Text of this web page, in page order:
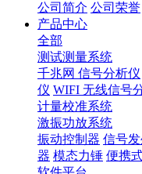
公司简介 公司荣誉
产品中心
全部
测试测量系统
千兆网 信号分析仪
仪 WIFI 无线信号
计量校准系统
激振功放系统
振动控制器 信号
器 模态力锤 便携